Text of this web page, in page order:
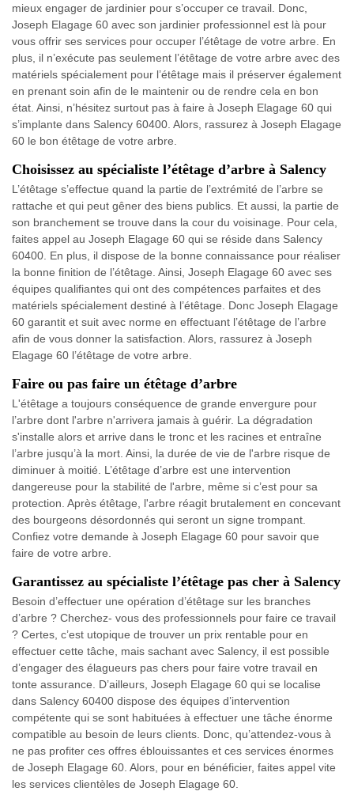
mieux engager de jardinier pour s’occuper ce travail. Donc,
Joseph Elagage 60 avec son jardinier professionnel est là pour
vous offrir ses services pour occuper l’étêtage de votre arbre. En
plus, il n’exécute pas seulement l’étêtage de votre arbre avec des
matériels spécialement pour l’étêtage mais il préserver également
en prenant soin afin de le maintenir ou de rendre cela en bon
état. Ainsi, n’hésitez surtout pas à faire à Joseph Elagage 60 qui
s’implante dans Salency 60400. Alors, rassurez à Joseph Elagage
60 le bon étêtage de votre arbre.
Choisissez au spécialiste l’étêtage d’arbre à Salency
L’étêtage s’effectue quand la partie de l’extrémité de l’arbre se
rattache et qui peut gêner des biens publics. Et aussi, la partie de
son branchement se trouve dans la cour du voisinage. Pour cela,
faites appel au Joseph Elagage 60 qui se réside dans Salency
60400. En plus, il dispose de la bonne connaissance pour réaliser
la bonne finition de l’étêtage. Ainsi, Joseph Elagage 60 avec ses
équipes qualifiantes qui ont des compétences parfaites et des
matériels spécialement destiné à l’étêtage. Donc Joseph Elagage
60 garantit et suit avec norme en effectuant l’étêtage de l’arbre
afin de vous donner la satisfaction. Alors, rassurez à Joseph
Elagage 60 l’étêtage de votre arbre.
Faire ou pas faire un étêtage d’arbre
L'étêtage a toujours conséquence de grande envergure pour
l’arbre dont l'arbre n'arrivera jamais à guérir. La dégradation
s'installe alors et arrive dans le tronc et les racines et entraîne
l’arbre jusqu’à la mort. Ainsi, la durée de vie de l'arbre risque de
diminuer à moitié. L’étêtage d’arbre est une intervention
dangereuse pour la stabilité de l'arbre, même si c’est pour sa
protection. Après étêtage, l'arbre réagit brutalement en concevant
des bourgeons désordonnés qui seront un signe trompant.
Confiez votre demande à Joseph Elagage 60 pour savoir que
faire de votre arbre.
Garantissez au spécialiste l’étêtage pas cher à Salency
Besoin d’effectuer une opération d’étêtage sur les branches
d’arbre ? Cherchez- vous des professionnels pour faire ce travail
? Certes, c’est utopique de trouver un prix rentable pour en
effectuer cette tâche, mais sachant avec Salency, il est possible
d’engager des élagueurs pas chers pour faire votre travail en
tonte assurance. D’ailleurs, Joseph Elagage 60 qui se localise
dans Salency 60400 dispose des équipes d’intervention
compétente qui se sont habituées à effectuer une tâche énorme
compatible au besoin de leurs clients. Donc, qu’attendez-vous à
ne pas profiter ces offres éblouissantes et ces services énormes
de Joseph Elagage 60. Alors, pour en bénéficier, faites appel vite
les services clientèles de Joseph Elagage 60.